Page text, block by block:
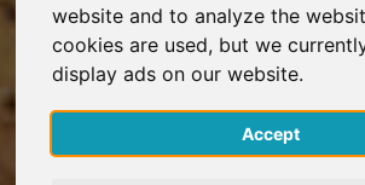
website and to analyze the
cookies are used, but we
display ads on our website.
Accept
Sign Up Free
Log In
Deutsch